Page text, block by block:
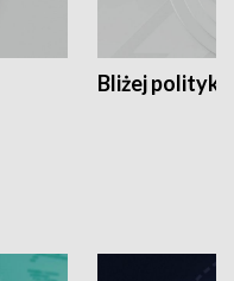
Bliżej polityki